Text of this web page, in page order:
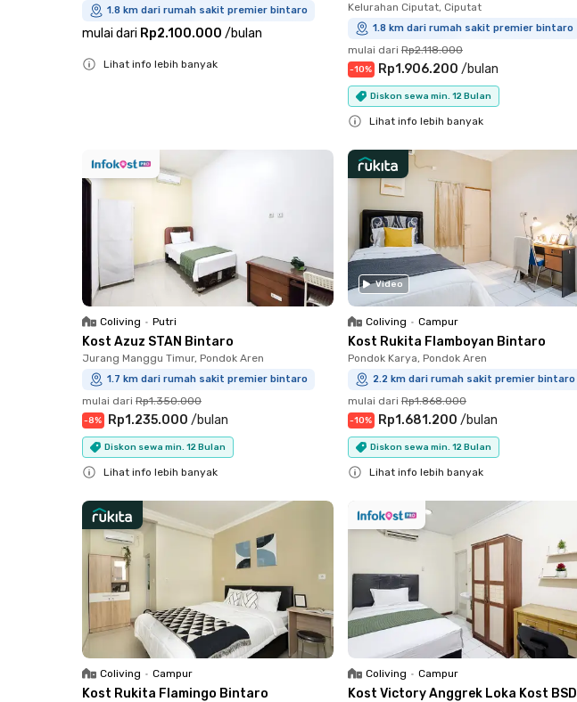
1.8 km dari rumah sakit premier bintaro
mulai dari Rp2.100.000 /bulan
Lihat info lebih banyak
Kelurahan Ciputat, Ciputat
1.8 km dari rumah sakit premier bintaro
mulai dari Rp2.118.000
-10% Rp1.906.200 /bulan
Diskon sewa min. 12 Bulan
Lihat info lebih banyak
Coliving • Putri
Kost Azuz STAN Bintaro
Jurang Manggu Timur, Pondok Aren
1.7 km dari rumah sakit premier bintaro
mulai dari Rp1.350.000
-8% Rp1.235.000 /bulan
Diskon sewa min. 12 Bulan
Lihat info lebih banyak
Video
Coliving • Campur
Kost Rukita Flamboyan Bintaro
Pondok Karya, Pondok Aren
2.2 km dari rumah sakit premier bintaro
mulai dari Rp1.868.000
-10% Rp1.681.200 /bulan
Diskon sewa min. 12 Bulan
Lihat info lebih banyak
Coliving • Campur
Kost Rukita Flamingo Bintaro
Coliving • Campur
Kost Victory Anggrek Loka Kost BSD